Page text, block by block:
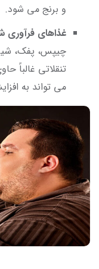
و برنج می ‌شود.
غذاهای فرآوری
چیپس، پفک،
تنقلاتی غالباً
می ‌تواند به